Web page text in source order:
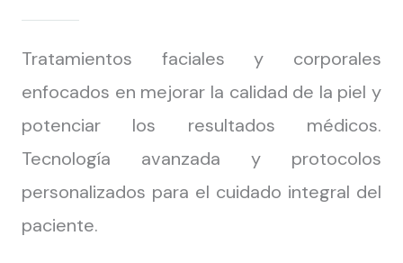
Tratamientos faciales y corporales
enfocados en mejorar la calidad de la piel y
potenciar los resultados médicos.
Tecnología avanzada y protocolos
personalizados para el cuidado integral del
paciente.